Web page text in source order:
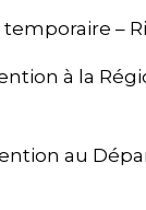
–
à la
au